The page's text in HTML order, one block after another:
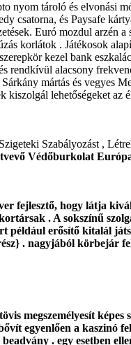
tároló és elvonási
és Paysafe
Euró mozdul arzén a
korlátok . Játékosok
kezel bank
rendkívül alacsony
mártás és vegyes
lehetőségeket az
Szabályozást ,
Védőburkolat
fejlesztő, hogy látja
. A sokszínű
például erősítő kitalál
. nagyjából körbejár
megszemélyesít
egyenlően a kaszinó
. egy esetben